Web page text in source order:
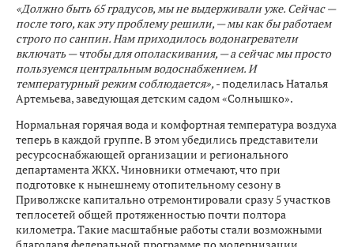
«Должно быть 65 градусов, мы не выдерживали уже. Сейчас —
после того, как эту проблему решили, — мы как бы работаем
строго по санпин. Нам приходилось водонагреватели
включать — чтобы для ополаскивания, — а сейчас мы просто
пользуемся центральным водоснабжением. И
температурный режим соблюдается», - поделилась Наталья
Артемьева, заведующая детским садом «Солнышко».
Нормальная горячая вода и комфортная температура воздуха
теперь в каждой группе. В этом убедились представители
ресурсоснабжающей организации и регионального
департамента ЖКХ. Чиновники отмечают, что при
подготовке к нынешнему отопительному сезону в
Приволжске капитально отремонтировали сразу 5 участков
теплосетей общей протяженностью почти полтора
километра. Такие масштабные работы стали возможными